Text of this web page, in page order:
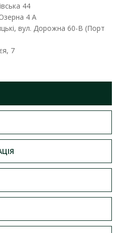
44
4 А
вул. Дорожна 60-В (Порт
7